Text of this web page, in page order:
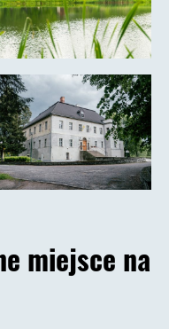
miejsce na